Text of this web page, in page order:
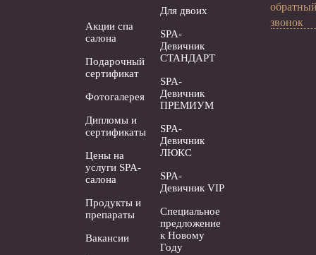
Акции спа
салона
Подарочный
сертификат
Фотогалерея
Дипломы и
сертификаты
Цены на
услуги SPA-
салона
Продукты и
препараты
Вакансии
Для двоих
SPA-
Девичник
СТАНДАРТ
SPA-
Девичник
ПРЕМИУМ
SPA-
Девичник
ЛЮКС
SPA-
Девичник VIP
Специальное
предложение
к Новому
Году
звонок